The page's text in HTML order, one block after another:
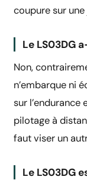
coupure sur
Le LS03DG
Non,
n’embarque ni
sur
pilotage à
faut viser un
Le LS03DG